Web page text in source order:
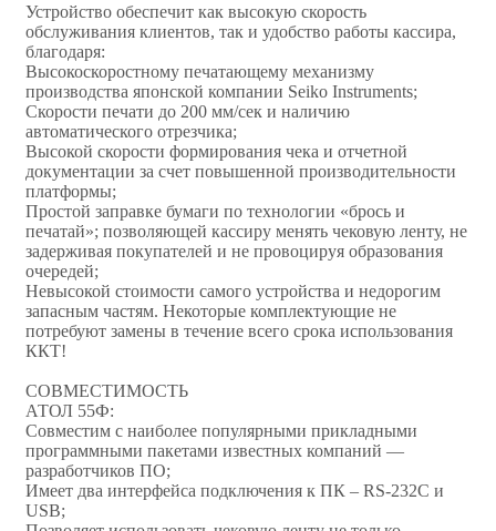
Устройство обеспечит как высокую скорость
обслуживания клиентов, так и удобство работы кассира,
благодаря:
Высокоскоростному печатающему механизму
производства японской компании Seiko Instruments;
Скорости печати до 200 мм/сек и наличию
автоматического отрезчика;
Высокой скорости формирования чека и отчетной
документации за счет повышенной производительности
платформы;
Простой заправке бумаги по технологии «брось и
печатай»; позволяющей кассиру менять чековую ленту, не
задерживая покупателей и не провоцируя образования
очередей;
Невысокой стоимости самого устройства и недорогим
запасным частям. Некоторые комплектующие не
потребуют замены в течение всего срока использования
ККТ!
СОВМЕСТИМОСТЬ
АТОЛ 55Ф:
Совместим с наиболее популярными прикладными
программными пакетами известных компаний —
разработчиков ПО;
Имеет два интерфейса подключения к ПК – RS-232C и
USB;